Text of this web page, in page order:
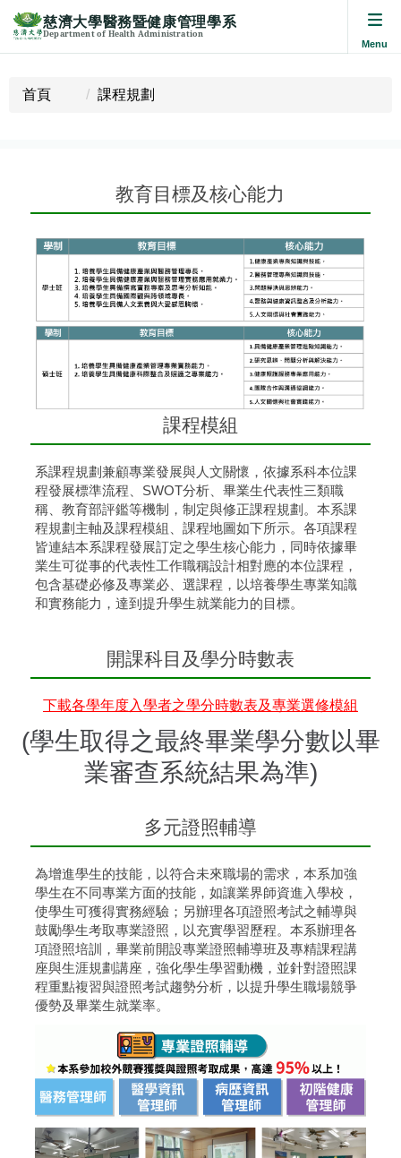
慈濟大學醫務暨健康管理學系
Department of Health Administration
首頁 課程規劃
教育目標及核心能力
課程模組
系課程規劃兼顧專業發展與人文關懷，依據系科本位課
程發展標準流程、SWOT分析、畢業生代表性三類職
稱、教育部評鑑等機制，制定與修正課程規劃。本系課
程規劃主軸及課程模組、課程地圖如下所示。各項課程
皆連結本系課程發展訂定之學生核心能力，同時依據畢
業生可從事的代表性工作職稱設計相對應的本位課程，
包含基礎必修及專業必、選課程，以培養學生專業知識
和實務能力，達到提升學生就業能力的目標。
開課科目及學分時數表
下載各學年度入學者之學分時數表及專業選修模組
(學生取得之最終畢業學分數以畢
業審查系統結果為準)
多元證照輔導
為增進學生的技能，以符合未來職場的需求，本系加強
學生在不同專業方面的技能，如讓業界師資進入學校，
使學生可獲得實務經驗；另辦理各項證照考試之輔導與
鼓勵學生考取專業證照，以充實學習歷程。本系辦理各
項證照培訓，畢業前開設專業證照輔導班及專精課程講
座與生涯規劃講座，強化學生學習動機，並針對證照課
程重點複習與證照考試趨勢分析，以提升學生職場競爭
優勢及畢業生就業率。